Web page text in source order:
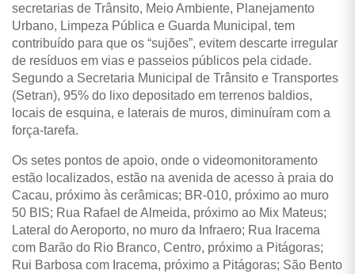
secretarias de Trânsito, Meio Ambiente, Planejamento
Urbano, Limpeza Pública e Guarda Municipal, tem
contribuído para que os “sujões”, evitem descarte irregular
de resíduos em vias e passeios públicos pela cidade.
Segundo a Secretaria Municipal de Trânsito e Transportes
(Setran), 95% do lixo depositado em terrenos baldios,
locais de esquina, e laterais de muros, diminuíram com a
força-tarefa.
Os setes pontos de apoio, onde o videomonitoramento
estão localizados, estão na avenida de acesso à praia do
Cacau, próximo às cerâmicas; BR-010, próximo ao muro
50 BIS; Rua Rafael de Almeida, próximo ao Mix Mateus;
Lateral do Aeroporto, no muro da Infraero; Rua Iracema
com Barão do Rio Branco, Centro, próximo a Pitágoras;
Rui Barbosa com Iracema, próximo a Pitágoras; São Bento